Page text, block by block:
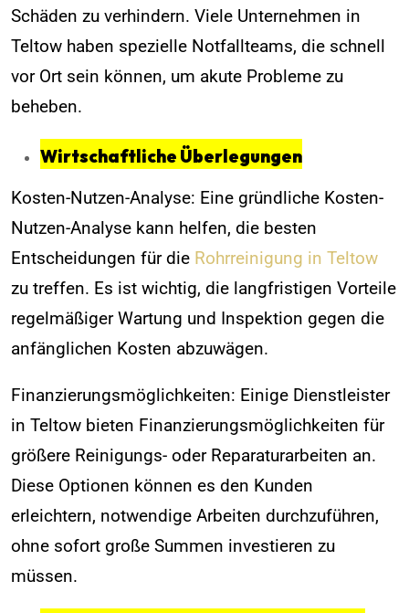
Schäden zu verhindern. Viele Unternehmen in
Teltow haben spezielle Notfallteams, die schnell
vor Ort sein können, um akute Probleme zu
beheben.
Wirtschaftliche Überlegungen
Kosten-Nutzen-Analyse: Eine gründliche Kosten-
Nutzen-Analyse kann helfen, die besten
Entscheidungen für die Rohrreinigung in Teltow
zu treffen. Es ist wichtig, die langfristigen Vorteile
regelmäßiger Wartung und Inspektion gegen die
anfänglichen Kosten abzuwägen.
Finanzierungsmöglichkeiten: Einige Dienstleister
in Teltow bieten Finanzierungsmöglichkeiten für
größere Reinigungs- oder Reparaturarbeiten an.
Diese Optionen können es den Kunden
erleichtern, notwendige Arbeiten durchzuführen,
ohne sofort große Summen investieren zu
müssen.